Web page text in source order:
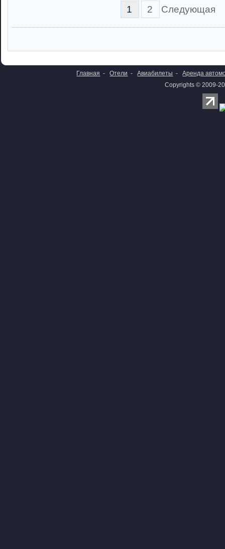
1 2 Следующая
Главная - Отели - Авиабилеты -
Аренда
Copyrights © 2009-